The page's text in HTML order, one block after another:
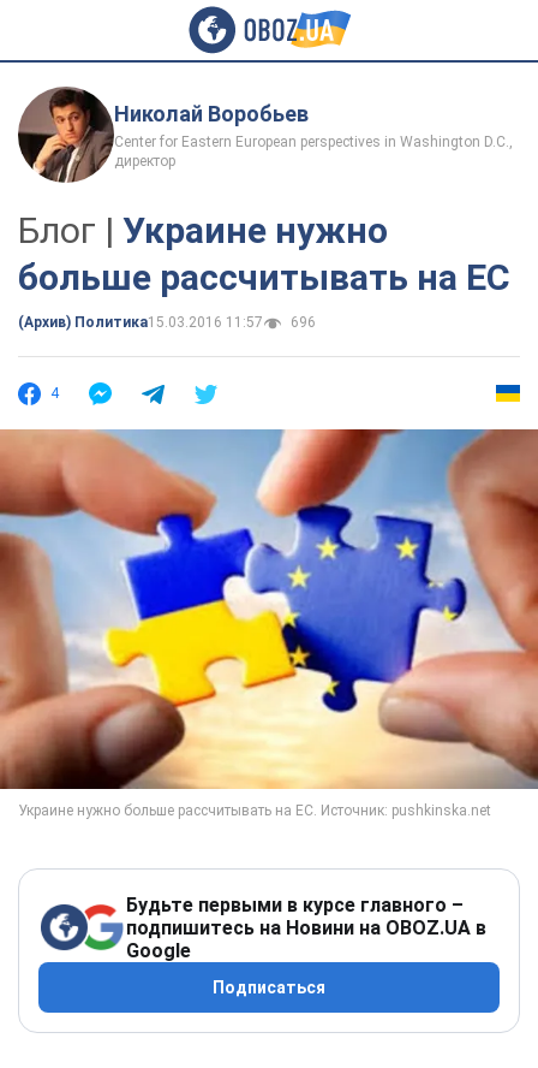
Николай Воробьев
Center for Eastern European perspectives in Washington D.C.,
директор
Блог | Украине нужно
больше рассчитывать на ЕС
(Архив) Политика15.03.2016 11:57 696
4
Будьте первыми в курсе главного –
подпишитесь на Новини на OBOZ.UA в
Google
Подписаться